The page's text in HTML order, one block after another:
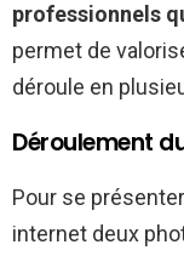
professionnels
permet de
déroule en
Déroulement
Pour se
internet deux